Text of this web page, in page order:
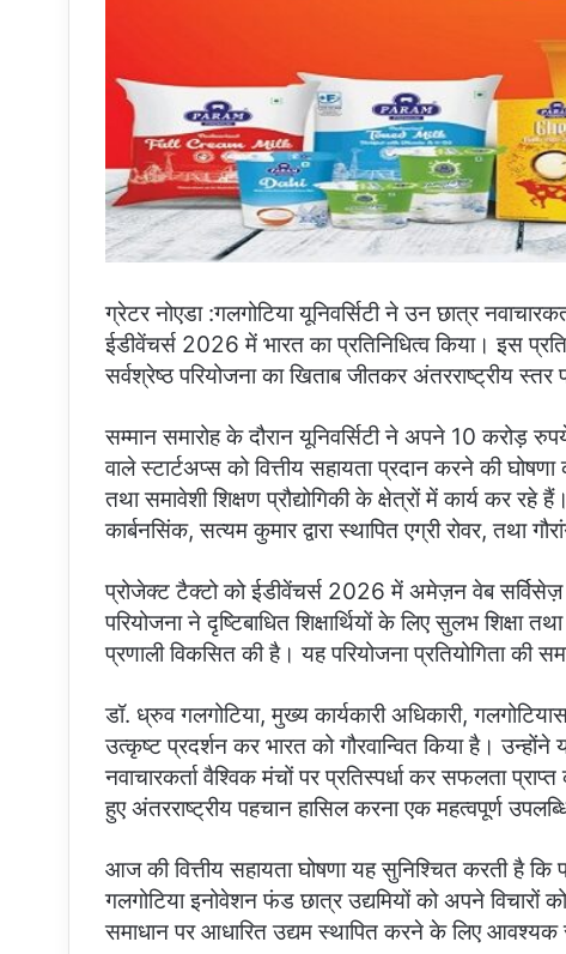
ग्रेटर नोएडा :गलगोटिया यूनिवर्सिटी ने उन छात्र
ईडीवेंचर्स 2026 में भारत का प्रतिनिधित्व किया। इस
सर्वश्रेष्ठ परियोजना का खिताब जीतकर अंतरराष्ट्रीय स्तर
सम्मान समारोह के दौरान यूनिवर्सिटी ने अपने 10 करोड़
वाले स्टार्टअप्स को वित्तीय सहायता प्रदान करने की घोषणा
तथा समावेशी शिक्षण प्रौद्योगिकी के क्षेत्रों में कार्य कर रहे
कार्बनसिंक, सत्यम कुमार द्वारा स्थापित एग्री रोवर, तथा
प्रोजेक्ट टैक्टो को ईडीवेंचर्स 2026 में अमेज़न वेब सर्विसेज़
परियोजना ने दृष्टिबाधित शिक्षार्थियों के लिए सुलभ
प्रणाली विकसित की है। यह परियोजना प्रतियोगिता की
डॉ. ध्रुव गलगोटिया, मुख्य कार्यकारी अधिकारी,
उत्कृष्ट प्रदर्शन कर भारत को गौरवान्वित किया है। उन्होंने
नवाचारकर्ता वैश्विक मंचों पर प्रतिस्पर्धा कर सफलता
हुए अंतरराष्ट्रीय पहचान हासिल करना एक महत्वपूर्ण
आज की वित्तीय सहायता घोषणा यह सुनिश्चित करती है कि
गलगोटिया इनोवेशन फंड छात्र उद्यमियों को अपने
समाधान पर आधारित उद्यम स्थापित करने के लिए आवश्यक